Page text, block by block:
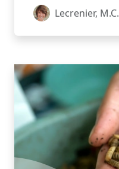
Lecrenier, M.C.